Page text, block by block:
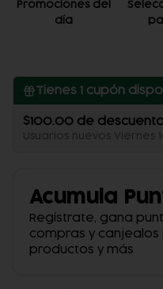
Promociones del
día
Tienes 1 cupón
$100.00 de
Usuarios nuevos Viernes
Acumula
Regístrate, gana
compras y canjealos
productos y más